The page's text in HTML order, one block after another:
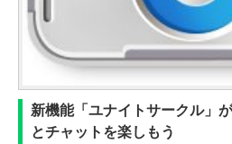
新機能「ユナイトサークル」
とチャットを楽しもう